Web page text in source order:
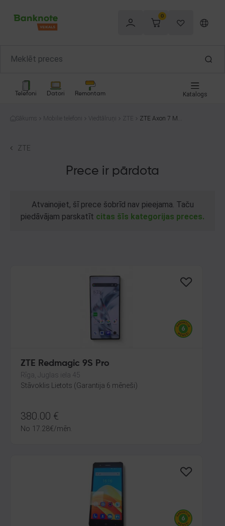
0
Telefoni Datori Remontam Katalogs
Sākums Mobilie telefoni Viedtālruņi ZTE
ZTE Axon 7 Max
ZTE
Prece ir pārdota
Atvainojiet, šī prece šobrīd nav pieejama. Taču
piedāvājam parskatīt citas šīs kategorijas preces.
ZTE Redmagic 9S Pro
Rīga, Juglas iela 45
Stāvoklis Lietots (Garantija 6 mēneši)
380.00 €
No 17.28€/mēn.